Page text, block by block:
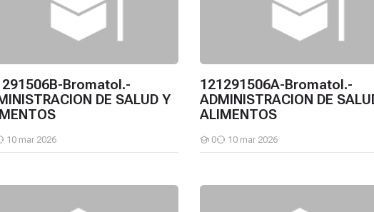
Bromatol.-
DE SALUD Y
10 mar 2026
121291506A-Bromatol.-
ADMINISTRACION DE
ALIMENTOS
0
Estudiantes
10 mar 2026
Bromatol.-INVESTIGACION NUTRICIONAL121291504C-Bromatol.-CLINICA